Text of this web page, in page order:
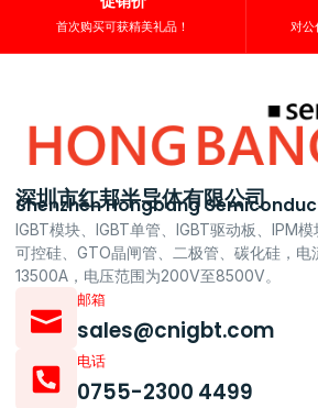
首次购买可获精美礼品！ 对公
深圳市红邦半导体有限公司
Shenzhen Hongbang
IGBT模块、IGBT单管、IGBT驱动板、IPM模
可控硅、GTO晶闸管、二极管、碳化硅，电
13500A，电压范围为200V至8500V。
邮箱
sales@cnigbt.com
电话
0755-2300 4499